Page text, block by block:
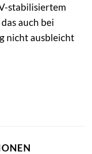
stabilisiertem
auch bei
nicht ausbleicht